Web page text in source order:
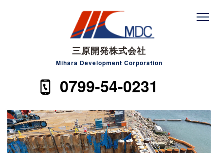
三原開発株式会社
Mihara Development Corporation
0799-54-0231